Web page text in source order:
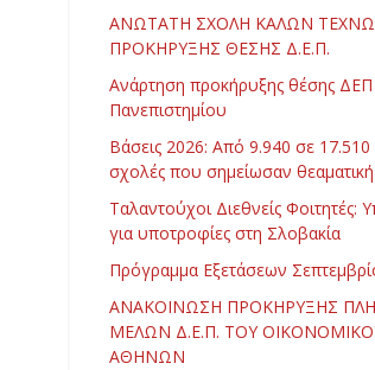
ΑΝΩΤΑΤΗ ΣΧΟΛΗ ΚΑΛΩΝ
ΠΡΟΚΗΡΥΞΗΣ ΘΕΣΗΣ Δ.Ε.Π.
Ανάρτηση προκήρυξης θέσης ΔΕΠ
Πανεπιστημίου
Βάσεις 2026: Από 9.940 σε 17.510
σχολές που σημείωσαν
Ταλαντούχοι Διεθνείς Φοιτητές:
για υποτροφίες στη Σλοβακία
Πρόγραμμα Εξετάσεων
ΑΝΑΚΟΙΝΩΣΗ ΠΡΟΚΗΡΥΞΗΣ
ΜΕΛΩΝ Δ.Ε.Π. ΤΟΥ
ΑΘΗΝΩΝ